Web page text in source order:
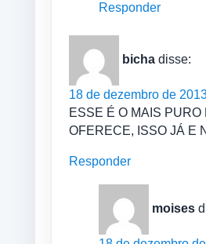
Responder
bicha disse:
18 de dezembro de
ESSE É O MAIS
OFERECE, ISSO JÁ E
Responder
moises